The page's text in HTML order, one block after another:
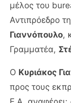
μέλος του
Αντιπρόεδρο
Γιαννόπουλο,
Γραμματέα,
Ο Κυριάκος
προς τους